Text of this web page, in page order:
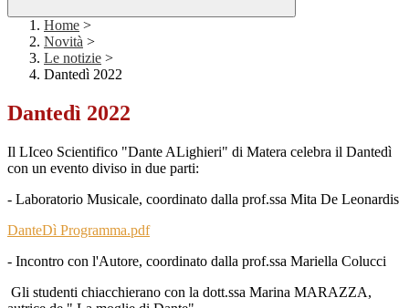
Home >
Novità >
Le notizie >
Dantedì 2022
Dantedì 2022
Il LIceo Scientifico "Dante ALighieri" di Matera celebra il Dantedì
con un evento diviso in due parti:
- Laboratorio Musicale, coordinato dalla prof.ssa Mita De Leonardis
DanteDì Programma.pdf
- Incontro con l'Autore, coordinato dalla prof.ssa Mariella Colucci
Gli studenti chiacchierano con la dott.ssa Marina MARAZZA,